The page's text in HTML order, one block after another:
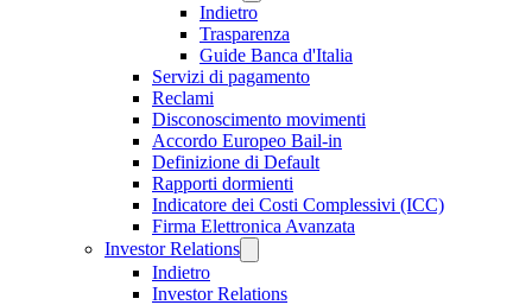
Indietro
Trasparenza
Guide Banca d'Italia
Servizi di pagamento
Reclami
Disconoscimento movimenti
Accordo Europeo Bail-in
Definizione di Default
Rapporti dormienti
Indicatore dei Costi Complessivi (ICC)
Firma Elettronica Avanzata
Investor Relations
Indietro
Investor Relations